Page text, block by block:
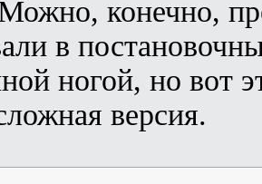
конечно,
в
ногой, но вот
версия.